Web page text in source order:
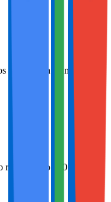
la vivienda de mis padres
100 x 100.